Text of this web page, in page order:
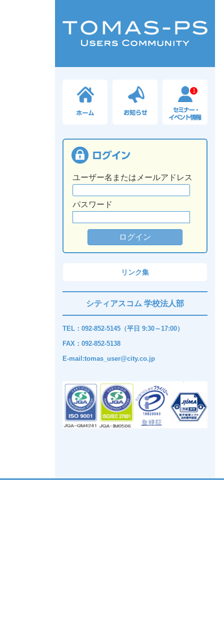
1
ユーザー名またはメールアドレス
パスワード
リンク集
シティアスコム 学校法人部
TEL：092-852-5145（平日 9:30～17:00）
FAX：092-852-5138
E-mail:tomas_user@city.co.jp